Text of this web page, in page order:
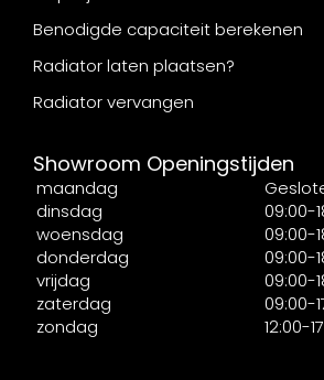
Benodigde capaciteit berekenen
Radiator laten plaatsen?
Radiator vervangen
Showroom Openingstijden
maandag
dinsdag
09:00-
woensdag
09:00-
donderdag
09:00-
vrijdag
09:00-
zaterdag
09:00-
zondag
12:00-